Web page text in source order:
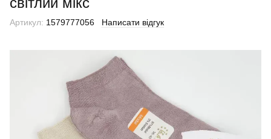
Артикул: 1579777056 Написати відгук